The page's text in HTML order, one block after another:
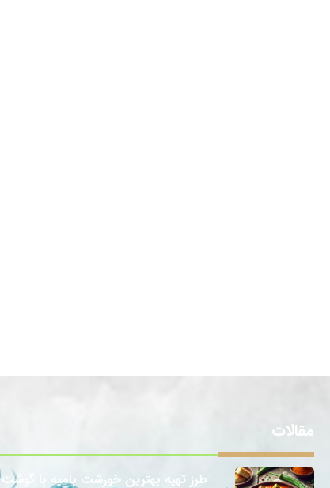
مقالات
طرز تهیه بهترین خورشت بامیه با گوشت